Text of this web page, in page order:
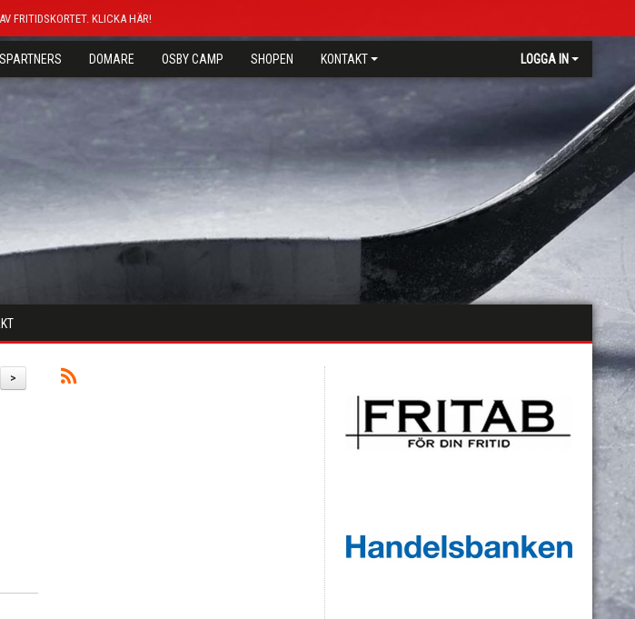
FRITIDSKORTET. KLICKA HÄR!
DOMARE OSBY CAMP SHOPEN KONTAKT LOGGA IN
>